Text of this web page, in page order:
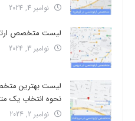
نوامبر 4, 2024
لیست متخصص
نوامبر 3, 2024
لیست بهترین
نحوه انتخاب
نوامبر 2, 2024